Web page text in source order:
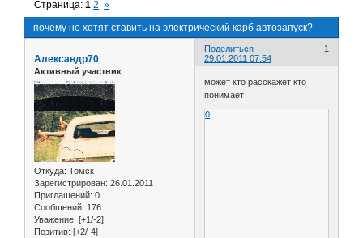
почему не хотят ставить на электрический карб автозапуск?
Страница:1 2 »
Поделиться
1
29.01.2011 07:54
Александр70
Активный участник
Откуда: Томск
Зарегистрирован: 26.01.2011
Приглашений: 0
Сообщений: 176
Уважение: [+1/-2]
Позитив: [+2/-4]
может кто расскажет кто
понимает
0